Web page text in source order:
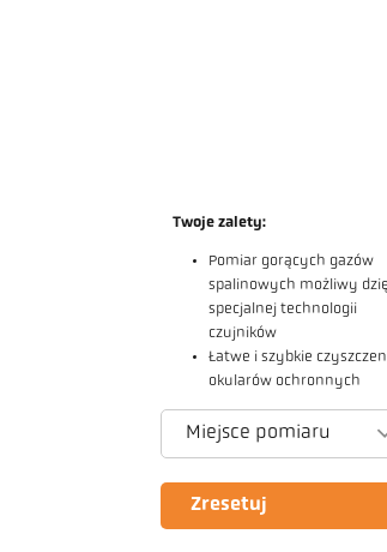
Twoje zalety:
Pomiar gorących gazów
spalinowych możliwy
specjalnej technologii
czujników
Łatwe i szybkie
okularów ochronnych
Miejsce pomiaru
Zresetuj